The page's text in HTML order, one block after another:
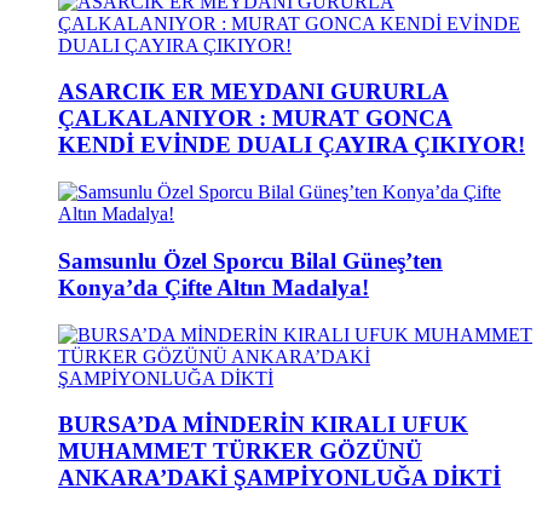
ASARCIK ER MEYDANI GURURLA
ÇALKALANIYOR : MURAT GONCA
KENDİ EVİNDE DUALI ÇAYIRA ÇIKIYOR!
Samsunlu Özel Sporcu Bilal Güneş’ten
Konya’da Çifte Altın Madalya!
BURSA’DA MİNDERİN KIRALI UFUK
MUHAMMET TÜRKER GÖZÜNÜ
ANKARA’DAKİ ŞAMPİYONLUĞA DİKTİ